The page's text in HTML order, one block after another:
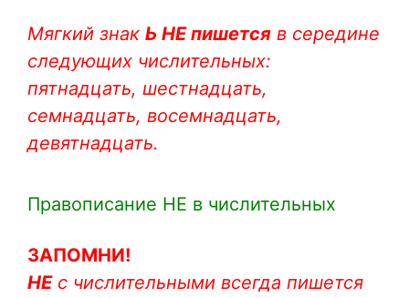
Мягкий знак Ь НЕ пишется в середине
следующих числительных:
пятнадцать, шестнадцать,
семнадцать, восемнадцать,
девятнадцать.
Правописание НЕ в числительных
ЗАПОМНИ!
НЕс числительными всегда пишется